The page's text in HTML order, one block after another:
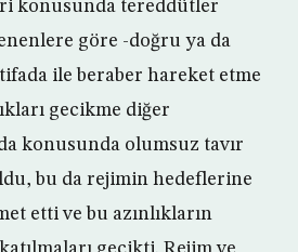
konusunda tereddütler
göre -doğru ya da
ile beraber hareket etme
gecikme diğer
konusunda olumsuz tavır
bu da rejimin hedeflerine
etti ve bu azınlıkların